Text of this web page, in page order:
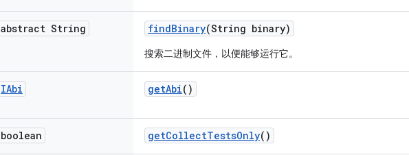
abstract String findBinary(String binary)
搜索二进制文件，以便能够运行它。
IAbi getAbi()
boolean getCollectTestsOnly()